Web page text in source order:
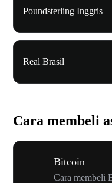
Poundsterling Inggris
Real Brasil
Cara membeli
Bitcoin
Cara membeli